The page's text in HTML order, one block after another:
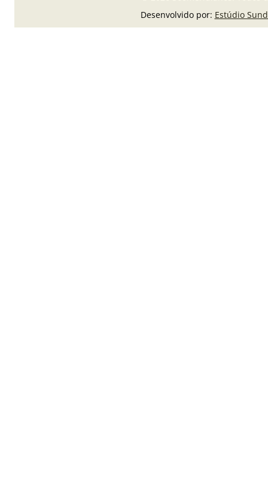
Desenvolvido por: Estúdio